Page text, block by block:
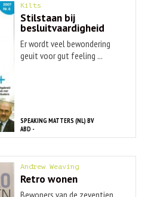
Kilts
Stilstaan bij
besluitvaardigheid
Er wordt veel bewondering
geuit voor gut feeling ...
SPEAKING MATTERS (NL) BV
ABD -
Andrew Weaving
Retro wonen
Bewoners van de zeventien